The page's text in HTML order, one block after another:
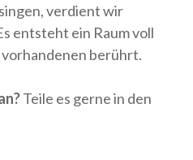
verdient wir
entsteht ein Raum voll
vorhandenen berührt.
Teile es gerne in den